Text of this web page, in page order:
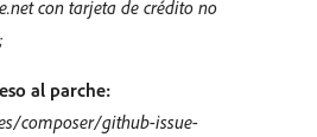
con tarjeta de crédito no
al parche:
composer/github-issue-